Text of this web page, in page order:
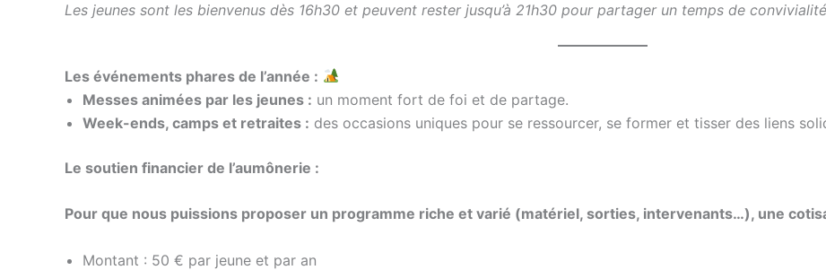
Les jeunes sont les bienvenus dès 16h30 et peuvent rester jusqu’à 21h30 pour partager un temps de
Les événements phares de l’année :
Messes animées par les jeunes : un moment fort de foi et de partage.
Week-ends, camps et retraites : des occasions uniques pour se ressourcer, se former et tisser des liens
Le soutien financier de l’aumônerie :
Pour que nous puissions proposer un programme riche et varié (matériel, sorties, intervenants…), une
Montant : 50 € par jeune et par an